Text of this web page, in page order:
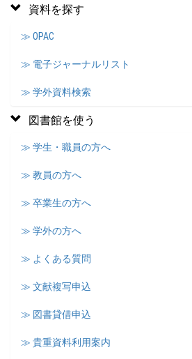
資料を探す
≫ OPAC
≫ 電子ジャーナルリスト
≫ 学外資料検索
図書館を使う
≫ 学生・職員の方へ
≫ 教員の方へ
≫ 卒業生の方へ
≫ 学外の方へ
≫ よくある質問
≫ 文献複写申込
≫ 図書貸借申込
≫ 貴重資料利用案内